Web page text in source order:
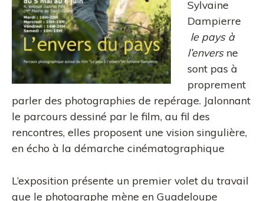
Sylvaine
Dampierre
le pays à
l’enversne
sont pas à
proprement
parler des photographies de repérage. Jalonnant
le parcours dessiné par le film, au fil des
rencontres, elles proposent une vision singulière,
en écho à la démarche cinématographique
L’exposition présente un premier volet du travail
que le photographe mène en Guadeloupe